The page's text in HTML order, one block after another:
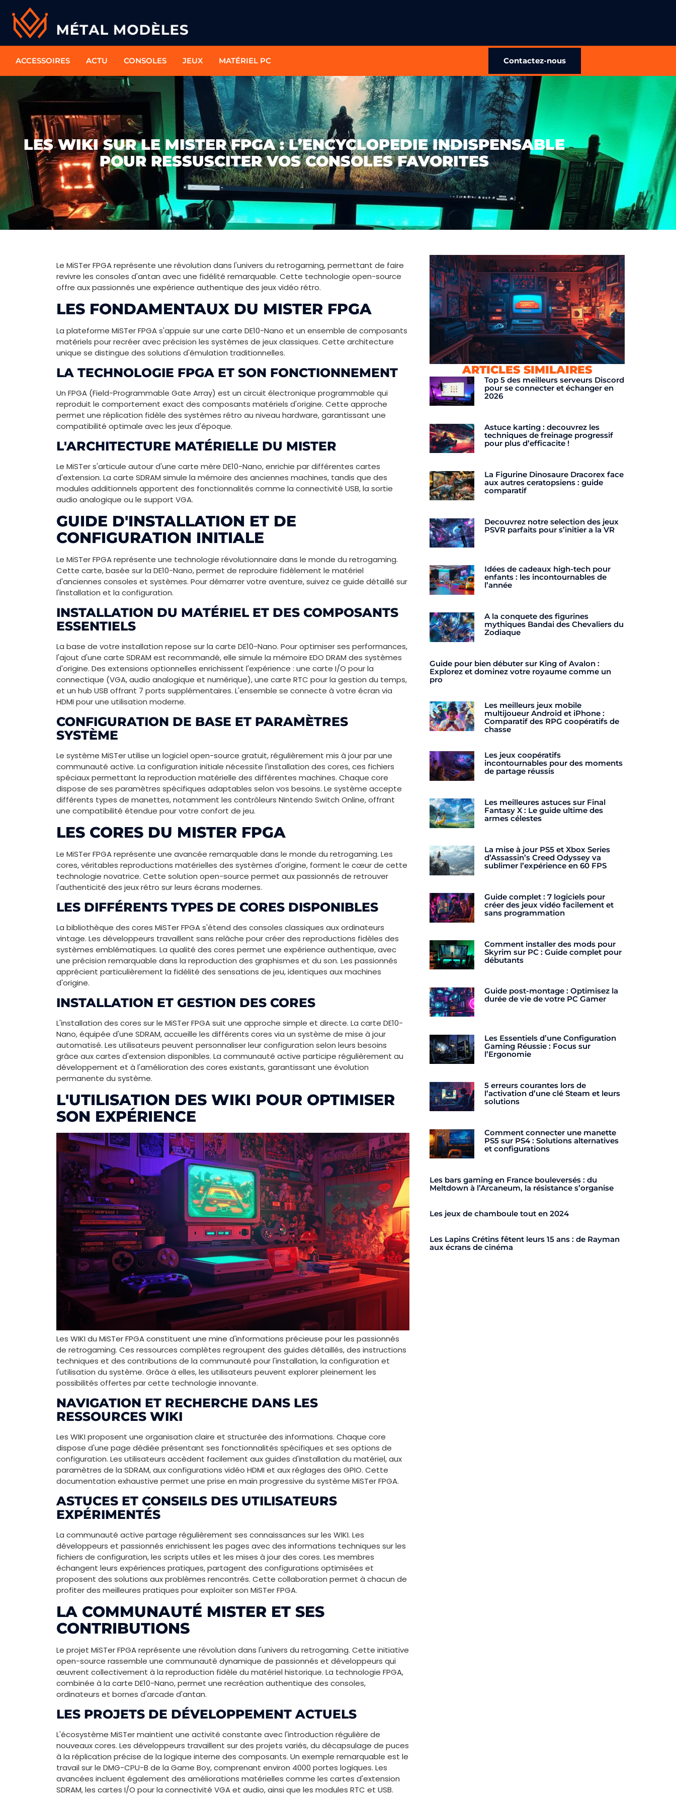
ACCESSOIRES ACTU CONSOLES JEUX MATÉRIEL PC Contactez-nous
LES WIKI SUR LE MISTER FPGA : L’ENCYCLOPEDIE INDISPENSABLE
POUR RESSUSCITER VOS CONSOLES FAVORITES
Le MiSTer FPGA représente une révolution dans l'univers du retrogaming, permettant de faire
revivre les consoles d'antan avec une fidélité remarquable. Cette technologie open-source
offre aux passionnés une expérience authentique des jeux vidéo rétro.
LES FONDAMENTAUX DU MISTER FPGA
La plateforme MiSTer FPGA s'appuie sur une carte DE10-Nano et un ensemble de composants
matériels pour recréer avec précision les systèmes de jeux classiques. Cette architecture
unique se distingue des solutions d'émulation traditionnelles.
LA TECHNOLOGIE FPGA ET SON FONCTIONNEMENT
Un FPGA (Field-Programmable Gate Array) est un circuit électronique programmable qui
reproduit le comportement exact des composants matériels d'origine. Cette approche
permet une réplication fidèle des systèmes rétro au niveau hardware, garantissant une
compatibilité optimale avec les jeux d'époque.
L'ARCHITECTURE MATÉRIELLE DU MISTER
Le MiSTer s'articule autour d'une carte mère DE10-Nano, enrichie par différentes cartes
d'extension. La carte SDRAM simule la mémoire des anciennes machines, tandis que des
modules additionnels apportent des fonctionnalités comme la connectivité USB, la sortie
audio analogique ou le support VGA.
GUIDE D'INSTALLATION ET DE
CONFIGURATION INITIALE
Le MiSTer FPGA représente une technologie révolutionnaire dans le monde du retrogaming.
Cette carte, basée sur la DE10-Nano, permet de reproduire fidèlement le matériel
d'anciennes consoles et systèmes. Pour démarrer votre aventure, suivez ce guide détaillé sur
l'installation et la configuration.
INSTALLATION DU MATÉRIEL ET DES COMPOSANTS
ESSENTIELS
La base de votre installation repose sur la carte DE10-Nano. Pour optimiser ses performances,
l'ajout d'une carte SDRAM est recommandé, elle simule la mémoire EDO DRAM des systèmes
d'origine. Des extensions optionnelles enrichissent l'expérience : une carte I/O pour la
connectique (VGA, audio analogique et numérique), une carte RTC pour la gestion du temps,
et un hub USB offrant 7 ports supplémentaires. L'ensemble se connecte à votre écran via
HDMI pour une utilisation moderne.
CONFIGURATION DE BASE ET PARAMÈTRES
SYSTÈME
Le système MiSTer utilise un logiciel open-source gratuit, régulièrement mis à jour par une
communauté active. La configuration initiale nécessite l'installation des cores, ces fichiers
spéciaux permettant la reproduction matérielle des différentes machines. Chaque core
dispose de ses paramètres spécifiques adaptables selon vos besoins. Le système accepte
différents types de manettes, notamment les contrôleurs Nintendo Switch Online, offrant
une compatibilité étendue pour votre confort de jeu.
LES CORES DU MISTER FPGA
Le MiSTer FPGA représente une avancée remarquable dans le monde du retrogaming. Les
cores, véritables reproductions matérielles des systèmes d'origine, forment le cœur de cette
technologie novatrice. Cette solution open-source permet aux passionnés de retrouver
l'authenticité des jeux rétro sur leurs écrans modernes.
LES DIFFÉRENTS TYPES DE CORES DISPONIBLES
La bibliothèque des cores MiSTer FPGA s'étend des consoles classiques aux ordinateurs
vintage. Les développeurs travaillent sans relâche pour créer des reproductions fidèles des
systèmes emblématiques. La qualité des cores permet une expérience authentique, avec
une précision remarquable dans la reproduction des graphismes et du son. Les passionnés
apprécient particulièrement la fidélité des sensations de jeu, identiques aux machines
d'origine.
INSTALLATION ET GESTION DES CORES
L'installation des cores sur le MiSTer FPGA suit une approche simple et directe. La carte DE10-
Nano, équipée d'une SDRAM, accueille les différents cores via un système de mise à jour
automatisé. Les utilisateurs peuvent personnaliser leur configuration selon leurs besoins
grâce aux cartes d'extension disponibles. La communauté active participe régulièrement au
développement et à l'amélioration des cores existants, garantissant une évolution
permanente du système.
L'UTILISATION DES WIKI POUR OPTIMISER
SON EXPÉRIENCE
Les WIKI du MiSTer FPGA constituent une mine d'informations précieuse pour les passionnés
de retrogaming. Ces ressources complètes regroupent des guides détaillés, des instructions
techniques et des contributions de la communauté pour l'installation, la configuration et
l'utilisation du système. Grâce à elles, les utilisateurs peuvent explorer pleinement les
possibilités offertes par cette technologie innovante.
NAVIGATION ET RECHERCHE DANS LES
RESSOURCES WIKI
Les WIKI proposent une organisation claire et structurée des informations. Chaque core
dispose d'une page dédiée présentant ses fonctionnalités spécifiques et ses options de
configuration. Les utilisateurs accèdent facilement aux guides d'installation du matériel, aux
paramètres de la SDRAM, aux configurations vidéo HDMI et aux réglages des GPIO. Cette
documentation exhaustive permet une prise en main progressive du système MiSTer FPGA.
ASTUCES ET CONSEILS DES UTILISATEURS
EXPÉRIMENTÉS
La communauté active partage régulièrement ses connaissances sur les WIKI. Les
développeurs et passionnés enrichissent les pages avec des informations techniques sur les
fichiers de configuration, les scripts utiles et les mises à jour des cores. Les membres
échangent leurs expériences pratiques, partagent des configurations optimisées et
proposent des solutions aux problèmes rencontrés. Cette collaboration permet à chacun de
profiter des meilleures pratiques pour exploiter son MiSTer FPGA.
LA COMMUNAUTÉ MISTER ET SES
CONTRIBUTIONS
Le projet MiSTer FPGA représente une révolution dans l'univers du retrogaming. Cette initiative
open-source rassemble une communauté dynamique de passionnés et développeurs qui
œuvrent collectivement à la reproduction fidèle du matériel historique. La technologie FPGA,
combinée à la carte DE10-Nano, permet une recréation authentique des consoles,
ordinateurs et bornes d'arcade d'antan.
LES PROJETS DE DÉVELOPPEMENT ACTUELS
L'écosystème MiSTer maintient une activité constante avec l'introduction régulière de
nouveaux cores. Les développeurs travaillent sur des projets variés, du décapsulage de puces
à la réplication précise de la logique interne des composants. Un exemple remarquable est le
travail sur le DMG-CPU-B de la Game Boy, comprenant environ 4000 portes logiques. Les
avancées incluent également des améliorations matérielles comme les cartes d'extension
SDRAM, les cartes I/O pour la connectivité VGA et audio, ainsi que les modules RTC et USB.
ARTICLES SIMILAIRES
Top 5 des meilleurs serveurs Discord
pour se connecter et échanger en
2026
Astuce karting : decouvrez les
techniques de freinage progressif
pour plus d’efficacite !
La Figurine Dinosaure Dracorex face
aux autres ceratopsiens : guide
comparatif
Decouvrez notre selection des jeux
PSVR parfaits pour s’initier a la VR
Idées de cadeaux high-tech pour
enfants : les incontournables de
l’année
A la conquete des figurines
mythiques Bandai des Chevaliers du
Zodiaque
Guide pour bien débuter sur King of Avalon :
Explorez et dominez votre royaume comme un
pro
Les meilleurs jeux mobile
multijoueur Android et iPhone :
Comparatif des RPG coopératifs de
chasse
Les jeux coopératifs
incontournables pour des moments
de partage réussis
Les meilleures astuces sur Final
Fantasy X : Le guide ultime des
armes célestes
La mise à jour PS5 et Xbox Series
d’Assassin’s Creed Odyssey va
sublimer l’expérience en 60 FPS
Guide complet : 7 logiciels pour
créer des jeux vidéo facilement et
sans programmation
Comment installer des mods pour
Skyrim sur PC : Guide complet pour
débutants
Guide post-montage : Optimisez la
durée de vie de votre PC Gamer
Les Essentiels d’une Configuration
Gaming Réussie : Focus sur
l’Ergonomie
5 erreurs courantes lors de
l’activation d’une clé Steam et leurs
solutions
Comment connecter une manette
PS5 sur PS4 : Solutions alternatives
et configurations
Les bars gaming en France bouleversés : du
Meltdown à l’Arcaneum, la résistance s’organise
Les jeux de chamboule tout en 2024
Les Lapins Crétins fêtent leurs 15 ans : de Rayman
aux écrans de cinéma